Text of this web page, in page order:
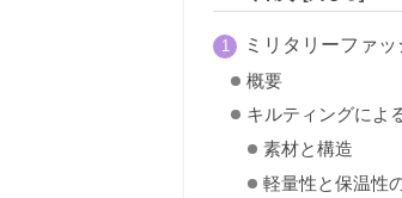
ミリタリーファ
概要
キルティングによ
素材と構造
軽量性と保温性